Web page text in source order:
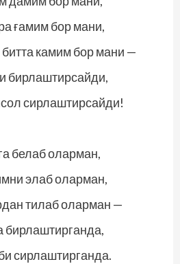
ғамим бор мани,
камим бор мани —
бирлаштирсайди,
сирлаштирсайди!
белаб оларман,
элаб оларман,
тилаб оларман —
бирлаштирганда,
сирлаштирганда.